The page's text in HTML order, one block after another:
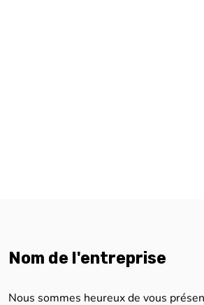
Nom de l'entreprise
Nous sommes heureux de vous